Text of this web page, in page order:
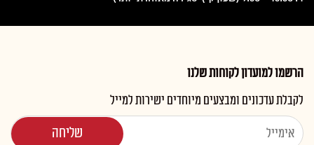
הרשמו למועדון לקוחות שלנו
לקבלת עדכונים ומבצעים מיוחדים ישירות למייל